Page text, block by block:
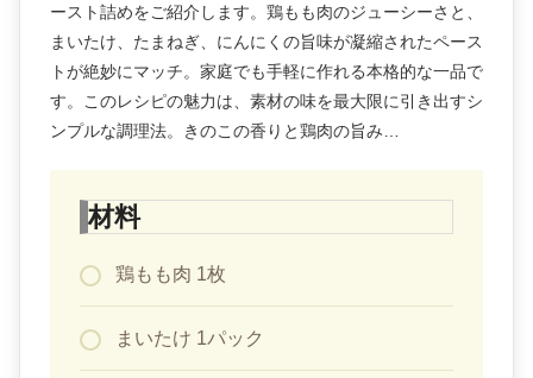
ースト詰めをご紹介します。鶏もも肉のジューシーさと、
まいたけ、たまねぎ、にんにくの旨味が凝縮されたペース
トが絶妙にマッチ。家庭でも手軽に作れる本格的な一品で
す。このレシピの魅力は、素材の味を最大限に引き出すシ
ンプルな調理法。きのこの香りと鶏肉の旨み…
材料
鶏もも肉 1枚
まいたけ 1パック